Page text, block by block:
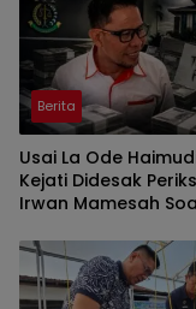
Berita
Usai La Ode
Kejati Didesak
Irwan Mamesah
Gorontalo